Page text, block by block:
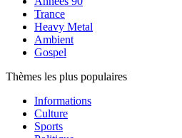
Trance
Heavy Metal
Ambient
Gospel
Thèmes les plus populaires
Informations
Culture
Sports